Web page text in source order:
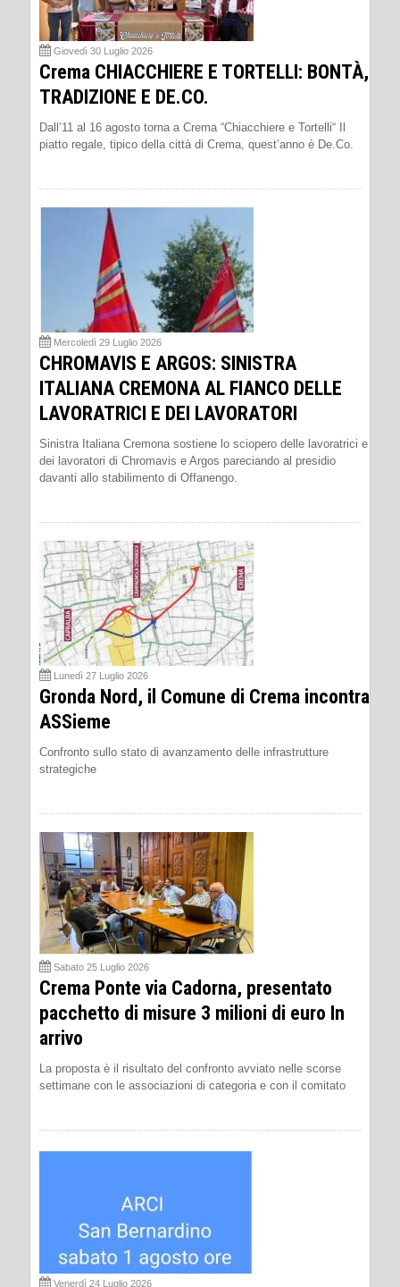
Giovedì 30 Luglio 2026
Crema CHIACCHIERE E TORTELLI: BONTÀ,
TRADIZIONE E DE.CO.
Dall’11 al 16 agosto torna a Crema “Chiacchiere e Tortelli“ Il
piatto regale, tipico della città di Crema, quest’anno è De.Co.
Mercoledì 29 Luglio 2026
CHROMAVIS E ARGOS: SINISTRA
ITALIANA CREMONA AL FIANCO DELLE
LAVORATRICI E DEI LAVORATORI
Sinistra Italiana Cremona sostiene lo sciopero delle lavoratrici e
dei lavoratori di Chromavis e Argos pareciando al presidio
davanti allo stabilimento di Offanengo.
Lunedì 27 Luglio 2026
Gronda Nord, il Comune di Crema incontra
ASSieme
Confronto sullo stato di avanzamento delle infrastrutture
strategiche
Sabato 25 Luglio 2026
Crema Ponte via Cadorna, presentato
pacchetto di misure 3 milioni di euro In
arrivo
La proposta è il risultato del confronto avviato nelle scorse
settimane con le associazioni di categoria e con il comitato
Venerdì 24 Luglio 2026